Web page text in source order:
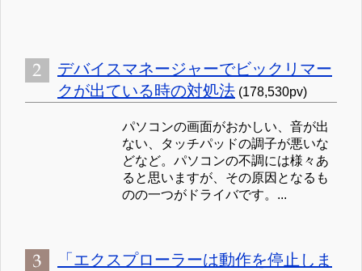
デバイスマネージャーでビックリマー
クが出ている時の対処法 (178,530pv)
パソコンの画面がおかしい、音が出
ない、タッチパッドの調子が悪いな
どなど。パソコンの不調には様々あ
ると思いますが、その原因となるも
のの一つがドライバです。...
「エクスプローラーは動作を停止しま